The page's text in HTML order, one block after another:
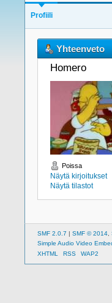
Profiili
Yhteenveto
Homero
Poissa
Näytä kirjoitukset
Näytä tilastot
SMF 2.0.7 | SMF © 2014
Simple Audio Video
XHTML
RSS WAP2